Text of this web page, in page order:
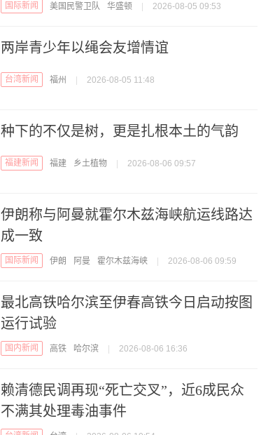
国际新闻 美国民警卫队 华盛顿 2026-08-05 09:53
两岸青少年以绳会友增情谊
台湾新闻 福州 2026-08-05 11:48
种下的不仅是树，更是扎根本土的气韵
福建新闻 福建 乡土植物 2026-08-06 09:57
伊朗称与阿曼就霍尔木兹海峡航运线路达
成一致
国际新闻 伊朗 阿曼 霍尔木兹海峡 2026-08-06 09:59
最北高铁哈尔滨至伊春高铁今日启动按图
运行试验
国内新闻 高铁 哈尔滨 2026-08-06 16:36
赖清德民调再现“死亡交叉”，近6成民众
不满其处理毒油事件